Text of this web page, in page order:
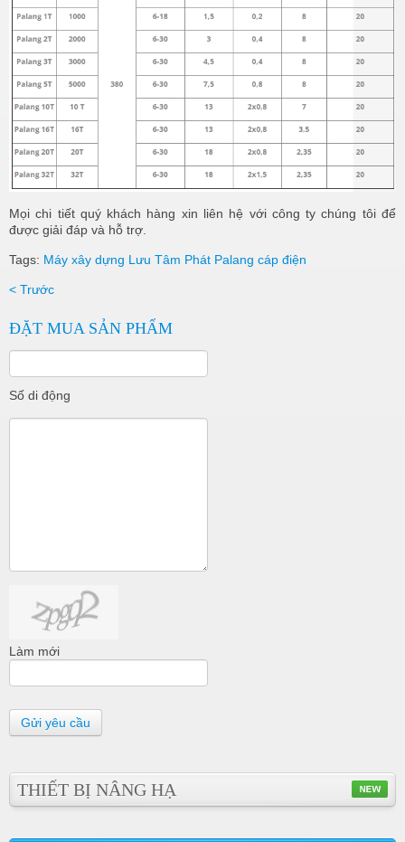
Mọi chi tiết quý khách hàng xin liên hệ với công ty chúng tôi để
được giải đáp và hỗ trợ.
Tags: Máy xây dựng Lưu Tâm Phát Palang cáp điện
< Trước
ĐẶT MUA SẢN PHẨM
Số di động
Làm mới
Gửi yêu cầu
THIẾT BỊ NÂNG HẠ